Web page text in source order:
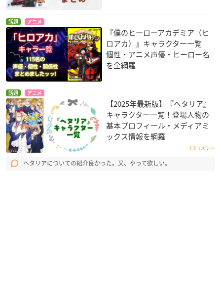
話題 アニメ
『僕のヒーローアカデミア（ヒ
ロアカ）』キャラクター一覧
個性・アニメ声優・ヒーロー名
を全網羅
話題 アニメ
【2025年最新版】『ヘタリア』
キャラクター一覧！登場人物の
基本プロフィール・メディアミ
ックス情報を網羅
13コメント
ヘタリアについての紹介良かった。又、やって欲しい。